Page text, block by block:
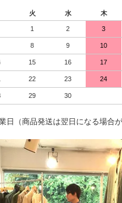
火 水 木
1 2 3
8 9 10
15 16 17
22 23 24
29 30
日（商品発送は翌日になる場合が